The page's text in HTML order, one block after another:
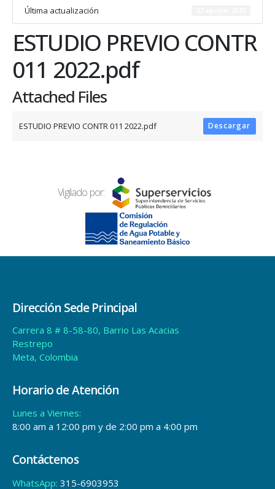
Última actualización
ESTUDIO PREVIO CONTR
011 2022.pdf
Attached Files
ESTUDIO PREVIO CONTR 011 2022.pdf Descargar
Vigilado por:
Dirección Sede Principal
Carrera 8 # 8-58-80, Barrio Las Acacias
Restrepo
Meta, Colombia
Horario de Atención
Lunes a Viernes:
8:00 am a 12:00 pm y de 2:00 pm a 4:00 pm
Contáctenos
WhatsApp: 315-6903953